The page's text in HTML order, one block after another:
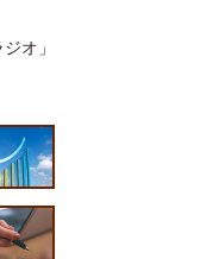
オ」